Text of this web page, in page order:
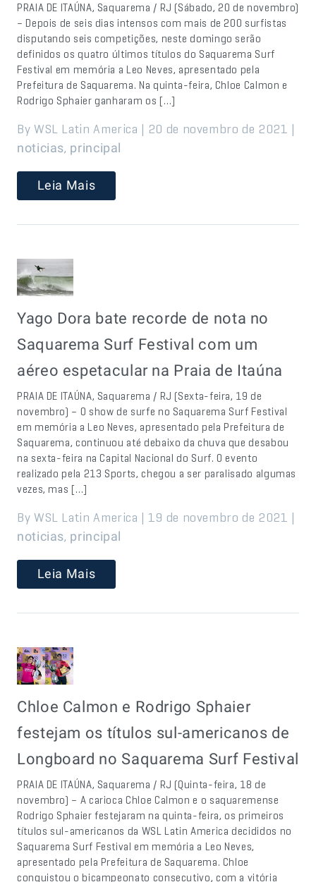
PRAIA DE ITAÚNA, Saquarema / RJ (Sábado, 20 de novembro)
– Depois de seis dias intensos com mais de 200 surfistas
disputando seis competições, neste domingo serão
definidos os quatro últimos títulos do Saquarema Surf
Festival em memória a Leo Neves, apresentado pela
Prefeitura de Saquarema. Na quinta-feira, Chloe Calmon e
Rodrigo Sphaier ganharam os […]
By WSL Latin America | 20 de novembro de 2021 |
noticias, principal
Leia Mais
Yago Dora bate recorde de nota no
Saquarema Surf Festival com um
aéreo espetacular na Praia de Itaúna
PRAIA DE ITAÚNA, Saquarema / RJ (Sexta-feira, 19 de
novembro) – O show de surfe no Saquarema Surf Festival
em memória a Leo Neves, apresentado pela Prefeitura de
Saquarema, continuou até debaixo da chuva que desabou
na sexta-feira na Capital Nacional do Surf. O evento
realizado pela 213 Sports, chegou a ser paralisado algumas
vezes, mas […]
By WSL Latin America | 19 de novembro de 2021 |
noticias, principal
Leia Mais
Chloe Calmon e Rodrigo Sphaier
festejam os títulos sul-americanos de
Longboard no Saquarema Surf Festival
PRAIA DE ITAÚNA, Saquarema / RJ (Quinta-feira, 18 de
novembro) – A carioca Chloe Calmon e o saquaremense
Rodrigo Sphaier festejaram na quinta-feira, os primeiros
títulos sul-americanos da WSL Latin America decididos no
Saquarema Surf Festival em memória a Leo Neves,
apresentado pela Prefeitura de Saquarema. Chloe
conquistou o bicampeonato consecutivo, com a vitória